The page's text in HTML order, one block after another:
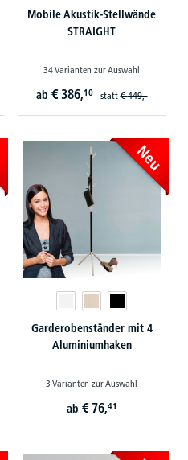
Mobile Akustik-Stellwände
STRAIGHT
34 Varianten zur Auswahl
ab € 386,10 statt€ 449,-
Neu
Garderobenständer mit 4
Aluminiumhaken
3 Varianten zur Auswahl
ab € 76,41